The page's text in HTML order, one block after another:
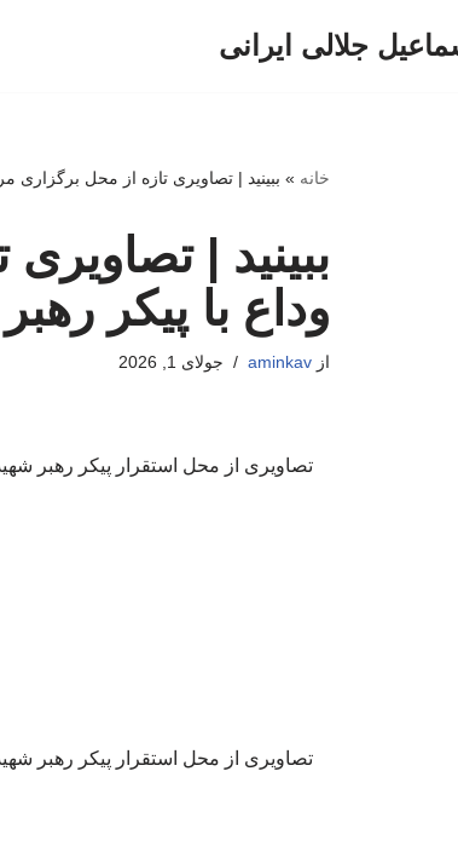
جلالی ایرانی
خانه » ببینید | تصاویری تازه از محل برگزاری
ببینید |
وداع با پیکر
ازaminkav جولای 1, 2026
تصاویری از محل استقرار پیکر رهبر
تصاویری از محل استقرار پیکر رهبر